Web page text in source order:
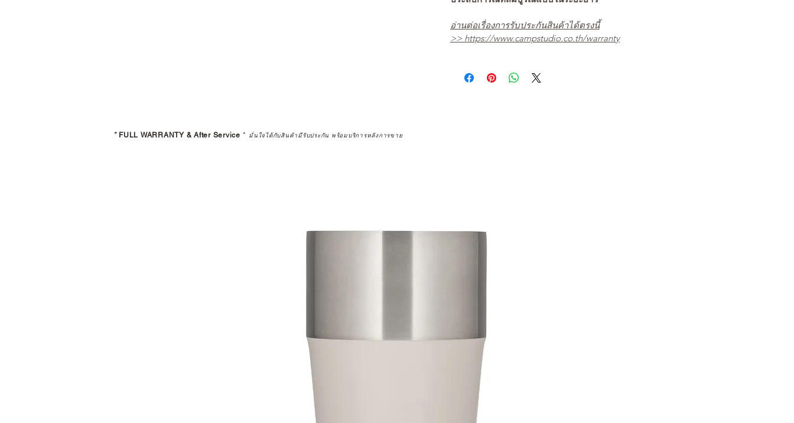
อ่านต่อเรื่องการรับประกันสินค้าได้ตรงนี้
>> https://www.campstudio.co.th/warranty
* FULL WARRANTY & After Service * มั่นใจได้กับสินค้ามีรับประกัน พร้อมบริการหลังการขาย